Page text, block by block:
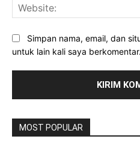
Simpan nama, email, dan
untuk lain kali saya berkomentar.
MOST POPULAR